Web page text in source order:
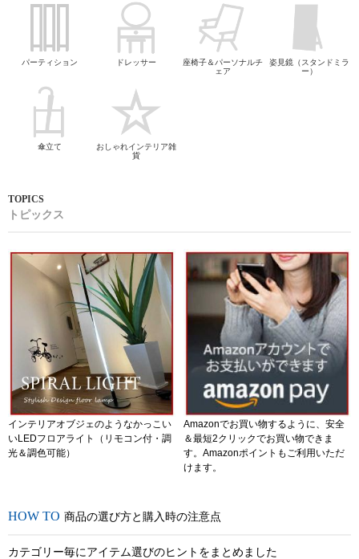
パーティション ドレッサー
座椅子＆パーソナルチ
ェア
姿見鏡（スタンドミラ
ー）
傘立て
おしゃれインテリア雑
貨
トピックス
インテリアオブジェのようなかっこい
いLEDフロアライト（リモコン付・調
光＆調色可能）
Amazonでお買い物するように、安全
＆最短2クリックでお買い物できま
す。Amazonポイントもご利用いただ
けます。
商品の選び方と購入時の注意点
カテゴリー毎にアイテム選びのヒントをまとめました